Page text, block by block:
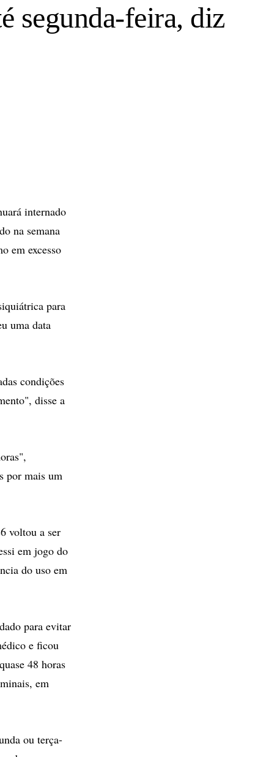
segunda-feira, diz
internado
na semana
em excesso
para
uma data
condições
disse a
por mais um
voltou a ser
em jogo do
do uso em
para evitar
e ficou
48 horas
em
ou terça-